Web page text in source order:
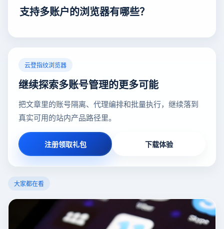
支持多账户的浏览器有哪些？
云登指纹浏览器
继续探索多账号管理的更多可能
把文章里的账号隔离、代理编排和批量执行，继续落到
真实可用的站内产品路径里。
注册领取礼包 下载体验
大家都在看